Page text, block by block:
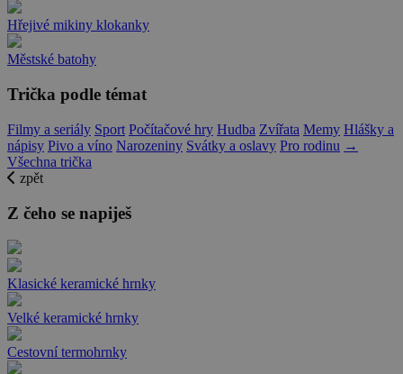
Hřejivé mikiny klokanky
Městské batohy
Trička podle témat
Filmy a seriály Sport Počítačové hry Hudba Zvířata Memy Hlášky a
nápisy Pivo a víno Narozeniny Svátky a oslavy Pro rodinu →
Všechna trička
zpět
Z čeho se napiješ
Klasické keramické hrnky
Velké keramické hrnky
Cestovní termohrnky